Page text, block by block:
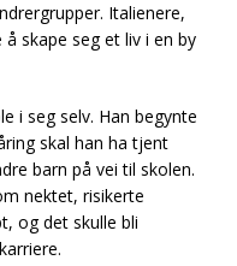
Italienere,
skape seg et liv i en by
i seg selv. Han begynte
skal han ha tjent
barn på vei til skolen.
nektet, risikerte
og det skulle bli